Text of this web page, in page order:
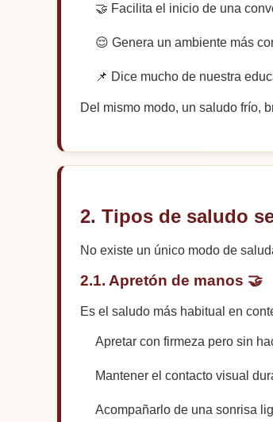
🤝 Facilita el inicio de una
😌 Genera un ambiente más
📌 Dice mucho de nuestra
Del mismo modo, un saludo frío,
2. Tipos de saludo
No existe un único modo de
2.1. Apretón de manos 🤝
Es el saludo más habitual en
Apretar con firmeza pero sin
Mantener el contacto visual
Acompañarlo de una sonrisa